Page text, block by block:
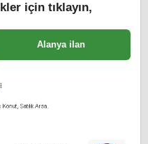
için tıklayın,
Alanya ilan